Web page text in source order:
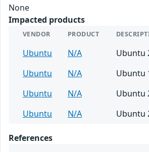
None
Impacted products
VENDOR PRODUCT
Ubuntu N/A
Ubuntu
Ubuntu
N/A
Ubuntu
Ubuntu
N/A
Ubuntu
Ubuntu
N/A Ubuntu
References